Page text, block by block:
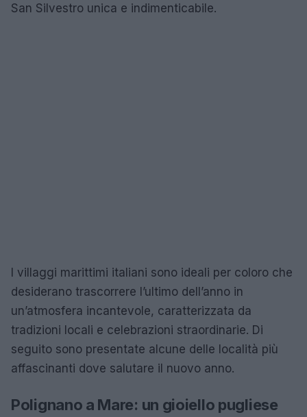
San Silvestro unica e indimenticabile.
I villaggi marittimi italiani sono ideali per coloro che
desiderano trascorrere l’ultimo dell’anno in
un’atmosfera incantevole, caratterizzata da
tradizioni locali e celebrazioni straordinarie. Di
seguito sono presentate alcune delle località più
affascinanti dove salutare il nuovo anno.
Polignano a Mare: un gioiello pugliese